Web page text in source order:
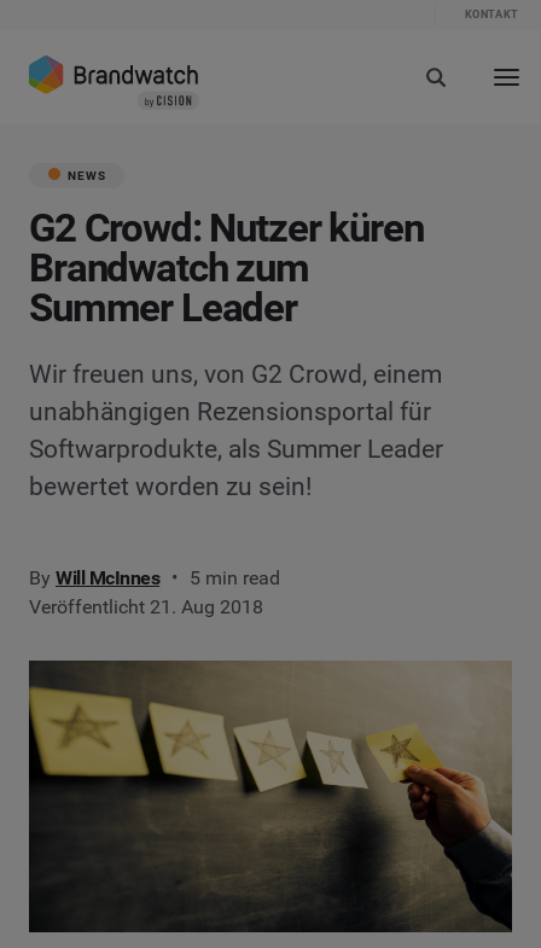
KONTAKT
NEWS
G2 Crowd: Nutzer küren
Brandwatch zum
Summer Leader
Wir freuen uns, von G2 Crowd, einem
unabhängigen Rezensionsportal für
Softwarprodukte, als Summer Leader
bewertet worden zu sein!
By Will McInnes
5 min read
Veröffentlicht 21. Aug 2018